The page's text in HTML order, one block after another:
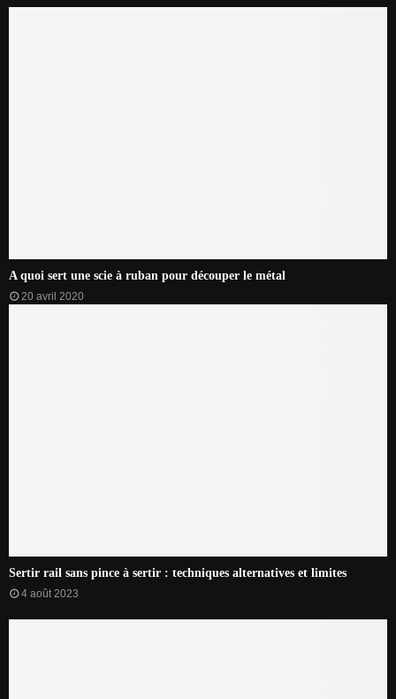
A quoi sert une scie à ruban pour découper le métal
20 avril 2020
Sertir rail sans pince à sertir : techniques alternatives et limites
4 août 2023